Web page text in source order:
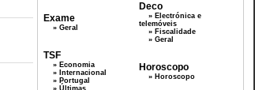
Exame
» Geral
Deco
» Electrónica e
telemóveis
» Fiscalidade
» Geral
TSF
» Economia
» Internacional
» Portugal
» Últimas
Horoscopo
» Horoscopo